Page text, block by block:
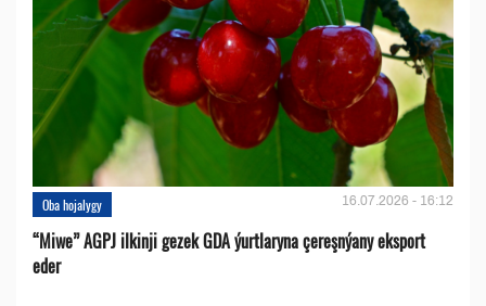
Oba hojalygy 16.07.2026 - 16:12
“Miwe” AGPJ ilkinji gezek GDA ýurtlaryna çereşnýany eksport
eder